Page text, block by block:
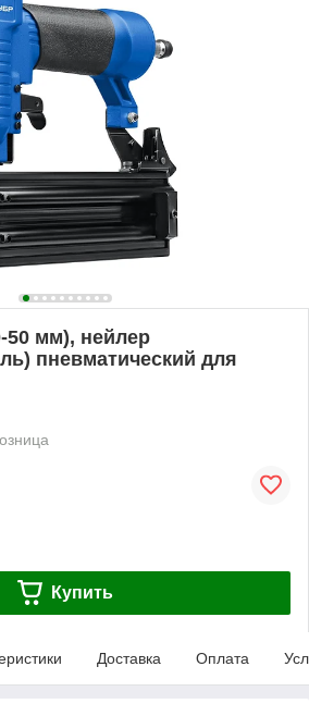
50 мм), нейлер
пневматический для
Купить
Доставка Оплата